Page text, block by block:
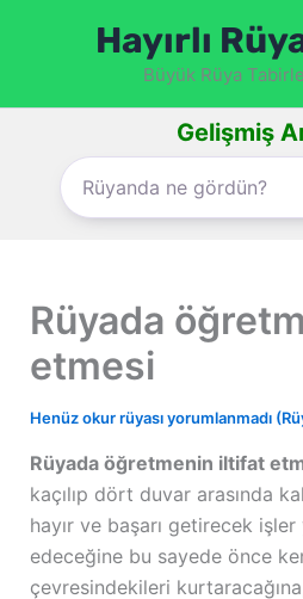
Hayırlı
Büyük Rüya
Gelişmiş
Rüyada
etmesi
Henüz okur rüyası yorumlanmadı
Rüyada öğretmenin iltifat
kaçılıp dört duvar arasında
hayır ve başarı getirecek işler
edeceğine bu sayede önce
çevresindekileri